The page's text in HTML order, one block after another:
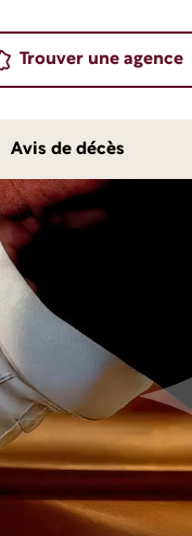
Trouver une agence
Avis de décès